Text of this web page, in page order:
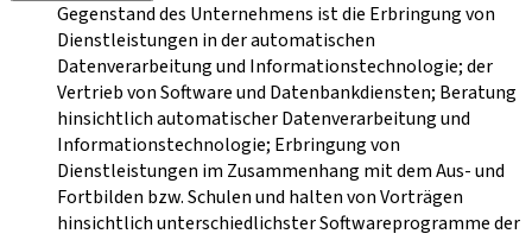
Gegenstand des Unternehmens ist die Erbringung von
Dienstleistungen in der automatischen
Datenverarbeitung und Informationstechnologie; der
Vertrieb von Software und Datenbankdiensten; Beratung
hinsichtlich automatischer Datenverarbeitung und
Informationstechnologie; Erbringung von
Dienstleistungen im Zusammenhang mit dem Aus- und
Fortbilden bzw. Schulen und halten von Vorträgen
hinsichtlich unterschiedlichster Softwareprogramme der